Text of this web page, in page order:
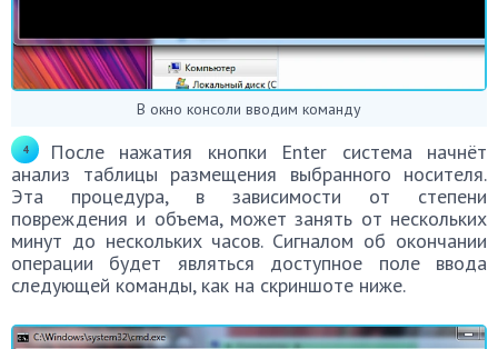
В окно консоли вводим команду
После нажатия кнопки Enter система начнёт
анализ таблицы размещения выбранного носителя.
Эта процедура, в зависимости от степени
повреждения и объема, может занять от нескольких
минут до нескольких часов. Сигналом об окончании
операции будет являться доступное поле ввода
следующей команды, как на скриншоте ниже.